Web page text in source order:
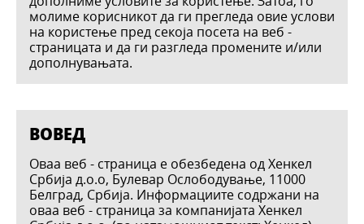
молиме корисникот да ги прегледа овие услови
на користење пред секоја посета на веб -
страницата и да ги разгледа промените и/или
дополнувањата.
BOВЕД
Оваа веб - страница е обезбедена од Хенкел
Србија д.о.о, Булевар Ослободување, 11000
Белград, Србија. Информациите содржани на
оваа веб - страница за компанијата Хенкел